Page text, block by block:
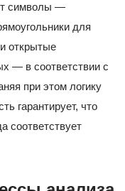
символы —
для
открытые
— в соответствии с
при этом логику
гарантирует, что
соответствует